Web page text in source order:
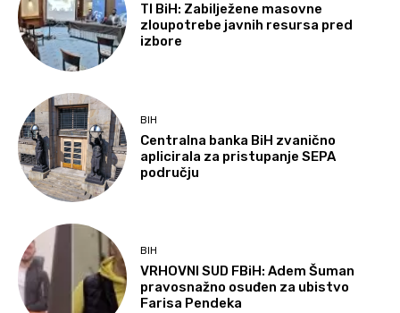
TI BiH: Zabilježene masovne
zloupotrebe javnih resursa pred
izbore
BIH
Centralna banka BiH zvanično
aplicirala za pristupanje SEPA
području
BIH
VRHOVNI SUD FBiH: Adem Šuman
pravosnažno osuđen za ubistvo
Farisa Pendeka